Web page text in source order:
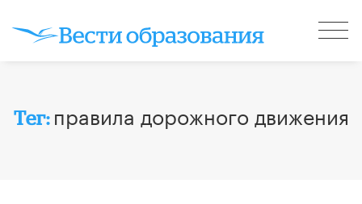
Тег: правила дорожного движения